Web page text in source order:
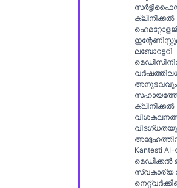
ക്ലിനിക്കൽ
ലബോറട്ടറി
അനുഭവവും
ക്ലിനിക്കൽ
Kantesti
മെഡിക്കൽ
സ്വകാര്യ